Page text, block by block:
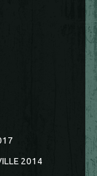
2014